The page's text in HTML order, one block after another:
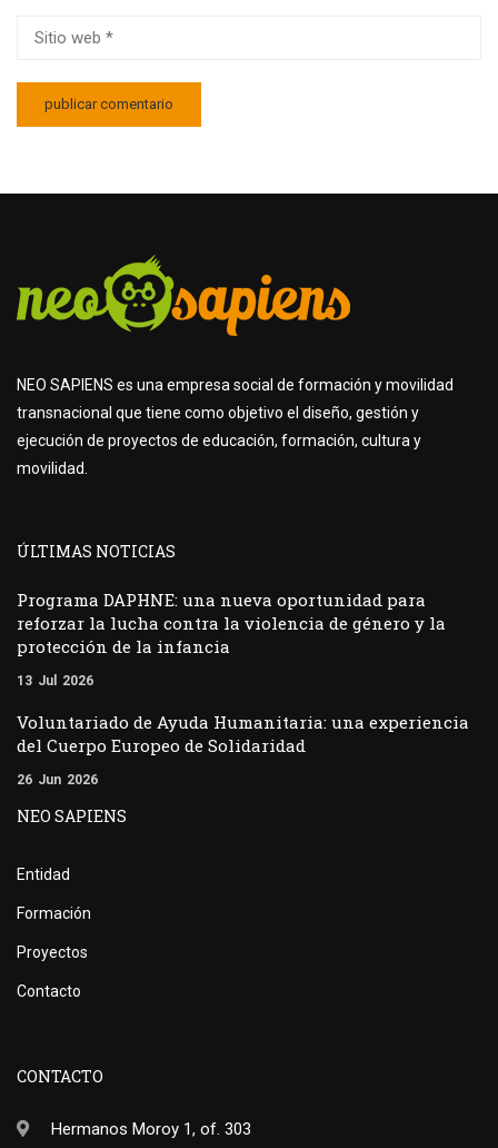
NEO SAPIENS es una empresa social de formación y movilidad
transnacional que tiene como objetivo el diseño, gestión y
ejecución de proyectos de educación, formación, cultura y
movilidad.
ÚLTIMAS NOTICIAS
Programa DAPHNE: una nueva oportunidad para
reforzar la lucha contra la violencia de género y la
protección de la infancia
13 Jul 2026
Voluntariado de Ayuda Humanitaria: una experiencia
del Cuerpo Europeo de Solidaridad
26 Jun 2026
NEO SAPIENS
Entidad
Formación
Proyectos
Contacto
CONTACTO
Hermanos Moroy 1, of. 303